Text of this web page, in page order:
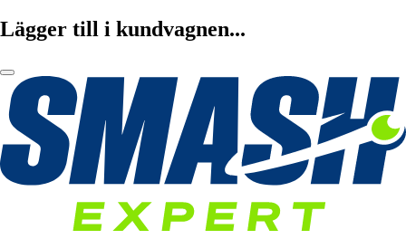
Lägger till i kundvagnen...